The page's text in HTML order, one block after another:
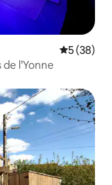
Note
5 (38)
l’Yonne